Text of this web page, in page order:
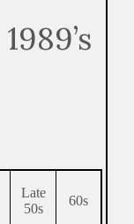
Late
50s
60s